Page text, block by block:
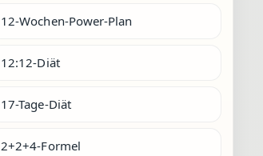
12-Wochen-Power-Plan
12:12-Diät
17-Tage-Diät
2+2+4-Formel